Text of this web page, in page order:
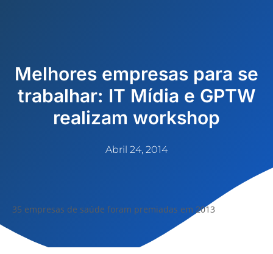
Melhores empresas para se
trabalhar: IT Mídia e GPTW
realizam workshop
Abril 24, 2014
35 empresas de saúde foram premiadas em 2013